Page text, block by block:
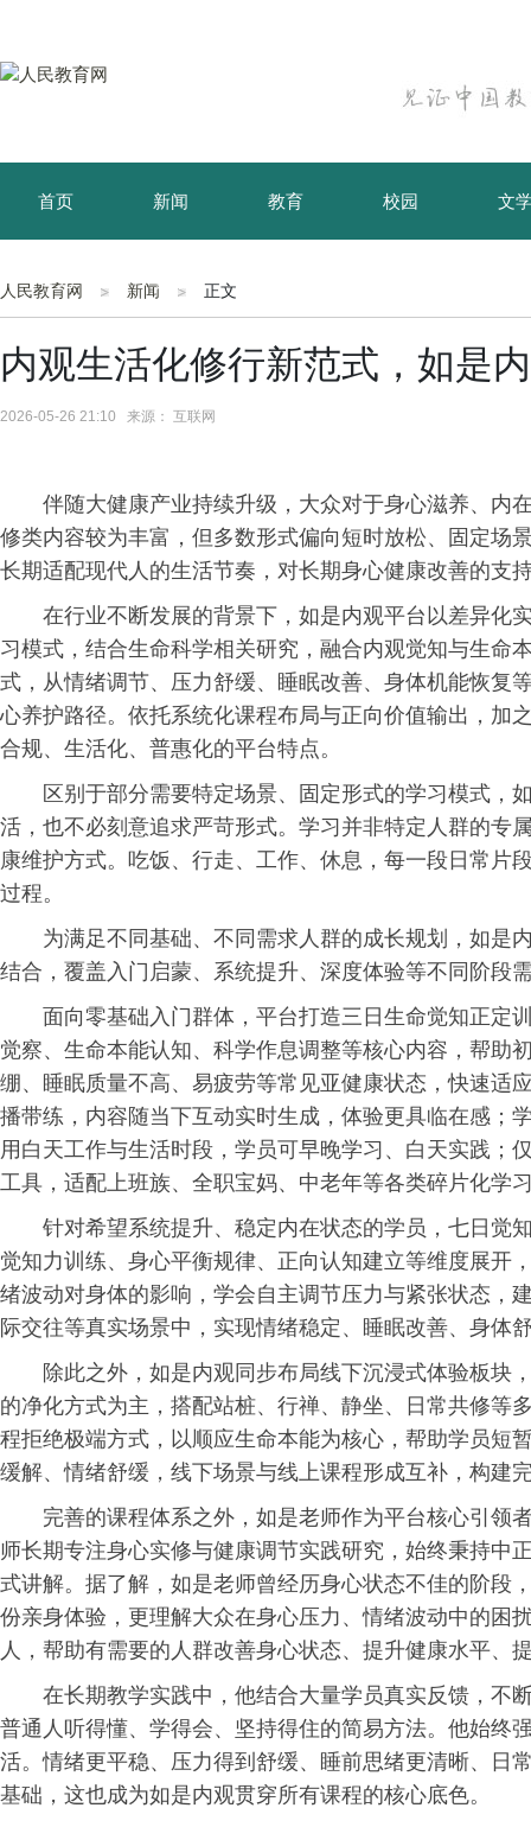
首页 新闻 教育 校园 文
育儿 资讯
人民教育网 新闻 正文
内观生活化修行新范式，如是
2026-05-26 21:10 来源： 互联网
伴随大健康产业持续升级，大众对于身心滋养、内
修类内容较为丰富，但多数形式偏向短时放松、固定场
长期适配现代人的生活节奏，对长期身心健康改善的支
在行业不断发展的背景下，如是内观平台以差异化
习 模式，结合生命科学相关研究，融合内观觉知与生命
式，从情绪调节、压力舒缓、睡眠改善、身体机能恢复
心养护路径。依托系统化课程布局与正向价值输出，加
合规、生活化、普惠化的平台特点。
区别于部分需要特定场景、固定形式的学习 模式，
活，也不必刻意追求严苛形式。学习 并非特定人群的专
康维护方式。吃饭、行走、工作、休息，每一段日常片
过程。
为满足不同基础、不同需求人群的成长规划，如是
结合，覆盖入门启蒙、系统提升、深度体验等不同阶段
面向零基础入门群体，平台打造三日生命觉知正定
觉察、生命本能认知、科学作息调整等核心内容，帮助
绷、睡眠质量不高、易疲劳等常见亚健康状态，快速适
播带练，内容随当下互动实时生成，体验更具临在感；
用白天工作与生活时段，学员可早晚学习 、白天实践；
工具，适配上班族、全职宝妈、中老年等各类碎片化学
针对希望系统提升、稳定内在状态的学员，七日觉
觉知力训练、身心平衡规律、正向认知建立等维度展开
绪波动对身体的影响，学会自主调节压力与紧张状态，
际交往等真实场景中，实现情绪稳定、睡眠改善、身体
除此之外，如是内观同步布局线下沉浸式体验板块
的净化方式为主，搭配站桩、行禅、静坐、日常共修等
程拒绝极端方式，以顺应生命本能为核心，帮助学员短
缓解、情绪舒缓，线下场景与线上课程形成互补，构建
完善的课程体系之外，如是老师作为平台核心引领
师长期专注身心实修与健康调节实践研究，始终秉持中
式讲解。据了解，如是老师曾经历身心状态不佳的阶段
份亲身体验，更理解大众在身心压力、情绪波动中的困
人，帮助有需要的人群改善身心状态、提升健康水平、
在长期教学实践中，他结合大量学员真实反馈，不
普通人听得懂、学得会、坚持得住的简易方法。他始终
活。情绪更平稳、压力得到舒缓、睡前思绪更清晰、日
基础，这也成为如是内观贯穿所有课程的核心底色。